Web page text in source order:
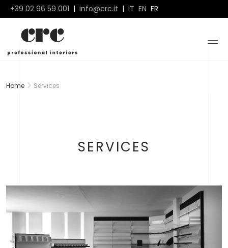
+39 02 96 59 001 | info@crc.it | IT EN FR
Home Services
SERVICES